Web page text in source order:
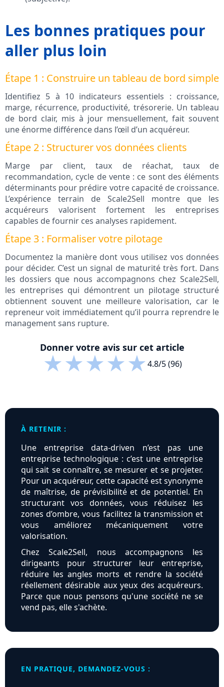
Les bonnes pratiques pour
aller plus loin
Étape 1 : Construire un tableau de bord simple
Identifiez 5 à 10 indicateurs essentiels : croissance,
marge, récurrence, productivité, trésorerie. Un tableau
de bord clair, mis à jour mensuellement, fait souvent
une énorme différence dans l’œil d’un acquéreur.
Étape 2 : Structurer vos données clients
Marge par client, taux de réachat, taux de
recommandation, cycle de vente : ce sont des éléments
déterminants pour prédire votre capacité de croissance.
L’expérience terrain de Scale2Sell montre que les
acquéreurs valorisent fortement les entreprises
capables de fournir ces analyses rapidement.
Étape 3 : Formaliser votre pilotage
Documentez la manière dont vous utilisez vos données
pour décider. C’est un signal de maturité très fort. Dans
les dossiers que nous accompagnons chez Scale2Sell,
les entreprises qui démontrent un pilotage structuré
obtiennent souvent une meilleure valorisation, car le
repreneur voit immédiatement qu’il pourra reprendre le
management sans rupture.
Donner votre avis sur cet article
★★★★★4.8/5 (96)
À RETENIR :
Une entreprise data-driven n’est pas une
entreprise technologique : c’est une entreprise
qui sait se connaître, se mesurer et se projeter.
Pour un acquéreur, cette capacité est synonyme
de maîtrise, de prévisibilité et de potentiel. En
structurant vos données, vous réduisez les
zones d’ombre, vous facilitez la transmission et
vous améliorez mécaniquement votre
valorisation.
Chez Scale2Sell, nous accompagnons les
dirigeants pour structurer leur entreprise,
réduire les angles morts et rendre la société
réellement désirable aux yeux des acquéreurs.
Parce que nous pensons qu'une société ne se
vend pas, elle s'achète.
EN PRATIQUE, DEMANDEZ-VOUS :